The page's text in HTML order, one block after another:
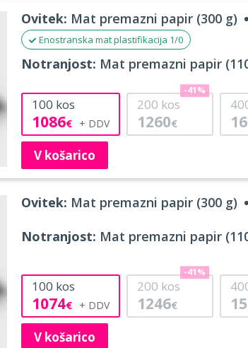
Ovitek: Mat premazni papir (300 g)
Enostranska mat plastifikacija 1/0
Notranjost: Mat premazni papir
100 kos
1086€
200 kos
1260€
-41%
V košarico
Ovitek: Mat premazni papir (300 g)
Notranjost: Mat premazni papir
100 kos
1074€
200 kos
1246€
-41%
V košarico